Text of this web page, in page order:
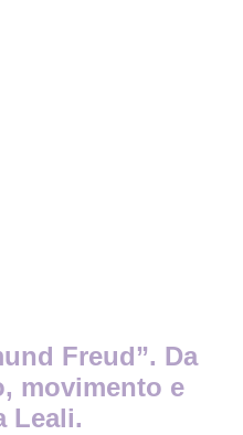
Freud”. Da
movimento e
Leali.